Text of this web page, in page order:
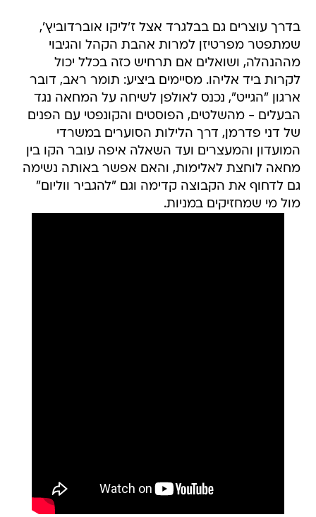
בדרך עוצרים גם בבלגרד אצל ז'ליקו אוברדוביץ',
שמתפטר מפרטיזן למרות אהבת הקהל והגיבוי
מההנהלה, ושואלים אם תרחיש כזה בכלל יכול
לקרות ביד אליהו. מסיימים ביציע: תומר ראב, דובר
ארגון "הגייט", נכנס לאולפן לשיחה על המחאה נגד
הבעלים - מהשלטים, הפוסטים והקונפטי עם הפנים
של דני פדרמן, דרך הלילות הסוערים במשרדי
המועדון והמעצרים ועד השאלה איפה עובר הקו בין
מחאה לוחצת לאלימות, והאם אפשר באותה נשימה
גם לדחוף את הקבוצה קדימה וגם "להגביר ווליום"
מול מי שמחזיקים במניות.